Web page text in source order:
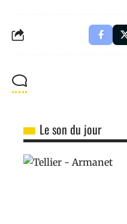
Le son du jour